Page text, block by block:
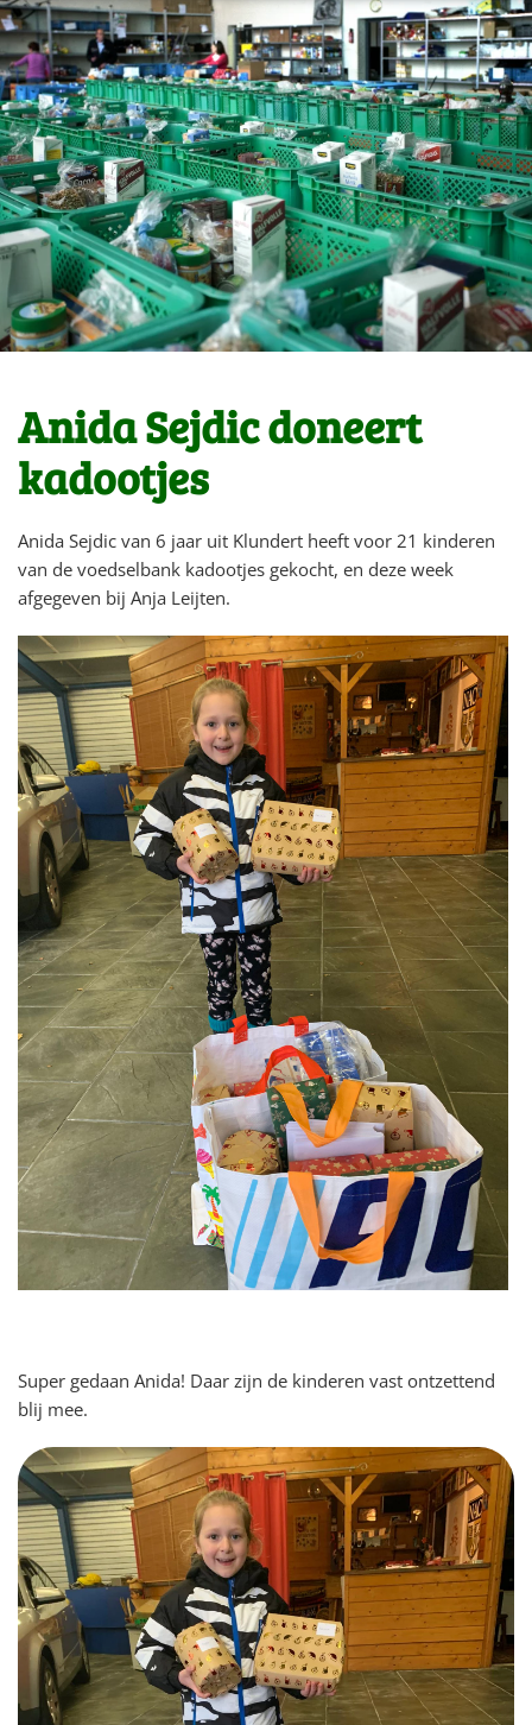
Anida Sejdic doneert
kadootjes
Anida Sejdic van 6 jaar uit Klundert heeft voor 21 kinderen
van de voedselbank kadootjes gekocht, en deze week
afgegeven bij Anja Leijten.
Super gedaan Anida! Daar zijn de kinderen vast ontzettend
blij mee.